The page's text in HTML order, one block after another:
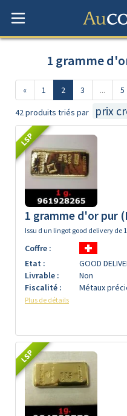
1 gramme
« 1 2 3 ... 5
42 produits triés par
LSP
1 gramme d'or pur
Issu d un lingot good delivery de
Coffre :
Etat :
GOOD
Livrable :
Non
Fiscalité :
Métaux
Plus de détails
LSP